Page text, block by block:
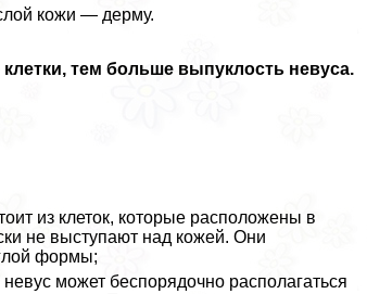
кожи — дерму.
тем больше выпуклость невуса.
из клеток, которые расположены в
не выступают над кожей. Они
формы;
может беспорядочно располагаться